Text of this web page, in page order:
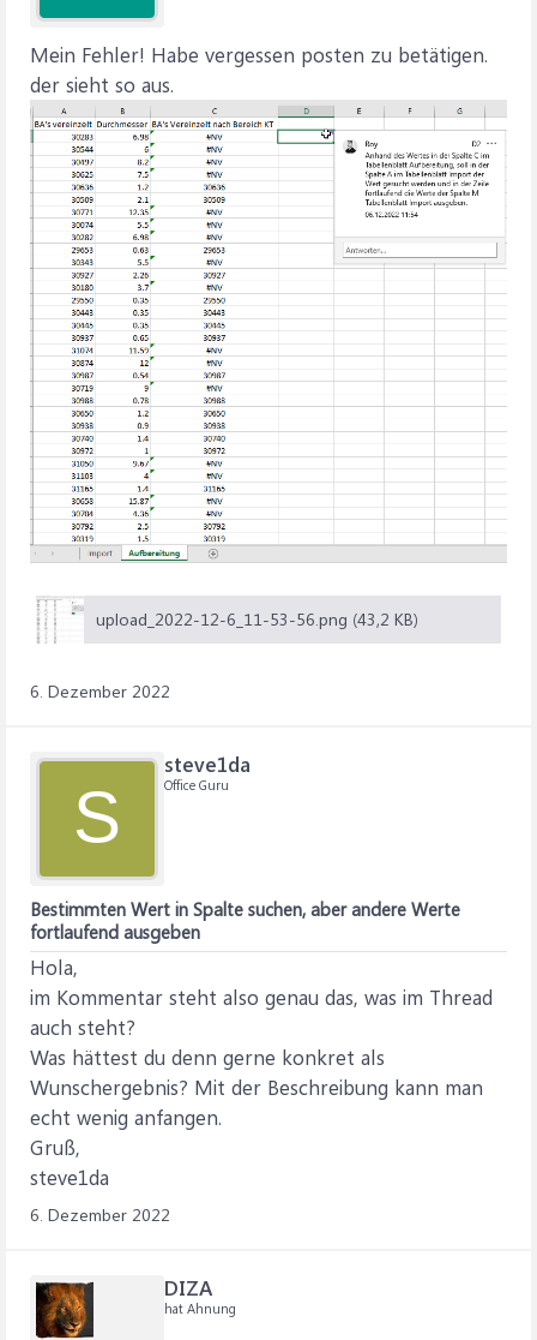
Mein Fehler! Habe vergessen posten zu betätigen.
der sieht so aus.
upload_2022-12-6_11-53-56.png (43,2 KB)
6. Dezember 2022
S
steve1da
Office Guru
Bestimmten Wert in Spalte suchen, aber andere Werte
fortlaufend ausgeben
Hola,
im Kommentar steht also genau das, was im Thread
auch steht?
Was hättest du denn gerne konkret als
Wunschergebnis? Mit der Beschreibung kann man
echt wenig anfangen.
Gruß,
steve1da
6. Dezember 2022
DIZA
hat Ahnung